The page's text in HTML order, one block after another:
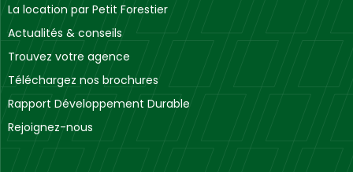
La location par Petit Forestier
Actualités & conseils
Trouvez votre agence
Téléchargez nos brochures
Rapport Développement Durable
Rejoignez-nous